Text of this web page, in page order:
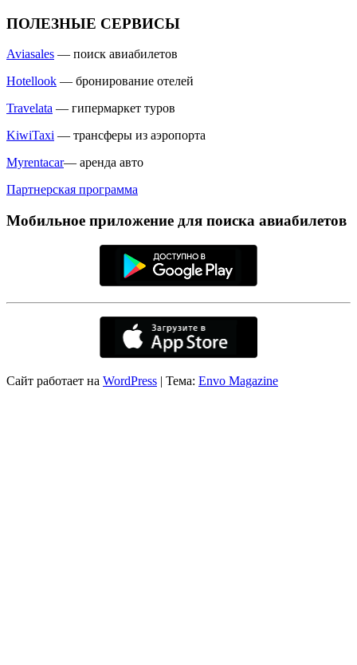
ПОЛЕЗНЫЕ СЕРВИСЫ
Aviasales — поиск авиабилетов
Hotellook — бронирование отелей
Travelata — гипермаркет туров
KiwiTaxi — трансферы из аэропорта
Myrentacar— аренда авто
Партнерская программа
Мобильное приложение для поиска авиабилетов
Сайт работает на WordPress | Тема: Envo Magazine